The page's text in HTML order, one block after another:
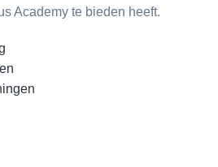
Academy te bieden heeft.